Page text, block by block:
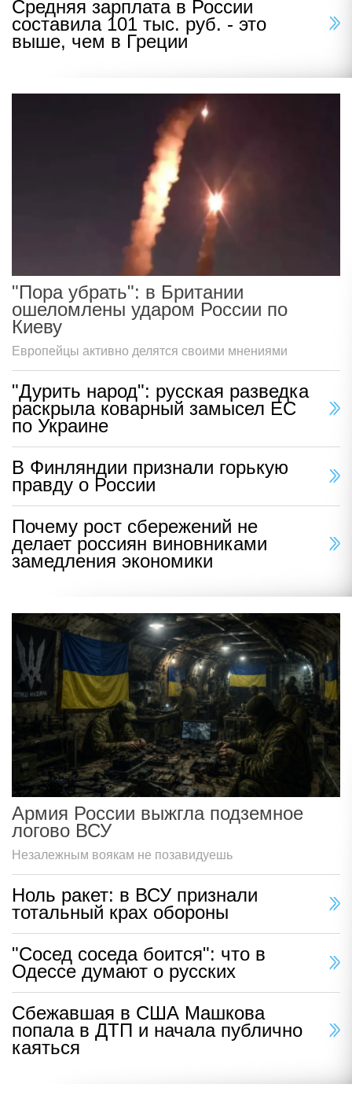
Средняя зарплата в России
составила 101 тыс. руб. - это
выше, чем в Греции
"Пора убрать": в Британии
ошеломлены ударом России по
Киеву
Европейцы активно делятся своими мнениями
"Дурить народ": русская разведка
раскрыла коварный замысел ЕС
по Украине
В Финляндии признали горькую
правду о России
Почему рост сбережений не
делает россиян виновниками
замедления экономики
Армия России выжгла подземное
логово ВСУ
Незалежным воякам не позавидуешь
Ноль ракет: в ВСУ признали
тотальный крах обороны
"Сосед соседа боится": что в
Одессе думают о русских
Сбежавшая в США Машкова
попала в ДТП и начала публично
каяться